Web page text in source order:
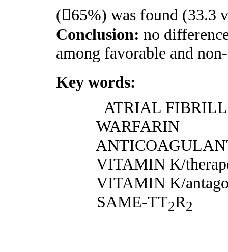
(65%) was found (33.3
Conclusion: no
among favorable and
Key words:
ATRIAL
WARFARIN
VITAMIN K/
VITAMIN K/
SAME-TT2R2